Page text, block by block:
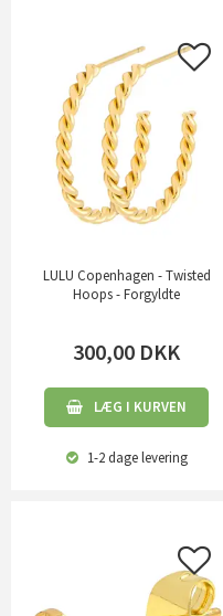
LULU Copenhagen - Twisted
Hoops - Forgyldte
300,00 DKK
LÆG I KURVEN
1-2 dagelevering